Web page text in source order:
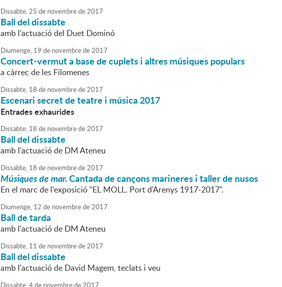
Dissabte,25 de novembrede2017
Ball del dissabte
amb l'actuació del Duet Dominó
Diumenge, 19 de novembrede2017
Concert-vermut a base de cuplets i altres músiques populars
a càrrec de les Filomenes
Dissabte, 18 de novembrede2017
Escenari secret de teatre i música 2017
Entrades exhaurides
Dissabte, 18 de novembrede2017
Ball del dissabte
amb l'actuació de DM Ateneu
Dissabte, 18 de novembrede2017
Músiques de mar.Cantada de cançons marineres i taller de nusos
En el marc de l'exposició "EL MOLL. Port d'Arenys 1917-2017".
Diumenge, 12 de novembrede2017
Ball de tarda
amb l'actuació de DM Ateneu
Dissabte, 11 de novembrede2017
Ball del dissabte
amb l'actuació de David Magem, teclats i veu
Dissabte, 4de novembrede 2017